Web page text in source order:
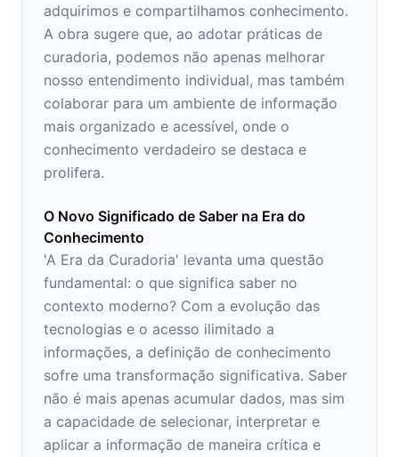
adquirimos e compartilhamos conhecimento.
A obra sugere que, ao adotar práticas de
curadoria, podemos não apenas melhorar
nosso entendimento individual, mas também
colaborar para um ambiente de informação
mais organizado e acessível, onde o
conhecimento verdadeiro se destaca e
prolifera.
O Novo Significado de Saber na Era do
Conhecimento
'A Era da Curadoria' levanta uma questão
fundamental: o que significa saber no
contexto moderno? Com a evolução das
tecnologias e o acesso ilimitado a
informações, a definição de conhecimento
sofre uma transformação significativa. Saber
não é mais apenas acumular dados, mas sim
a capacidade de selecionar, interpretar e
aplicar a informação de maneira crítica e